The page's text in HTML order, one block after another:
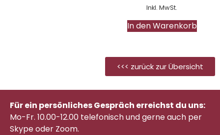
Inkl. MwSt.
In den Warenkorb
<<< zurück zur Übersicht
Für ein persönliches Gespräch erreichst du uns:
Mo-Fr. 10.00-12.00 telefonischund gerne auch per
Skype oder Zoom.